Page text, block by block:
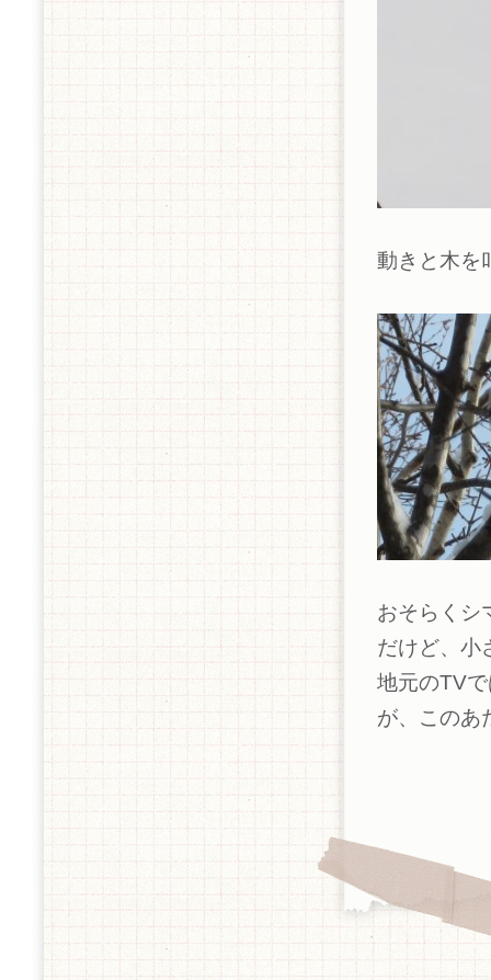
動きと木を
おそらくシ
だけど、小
地元のTV
が、このあ